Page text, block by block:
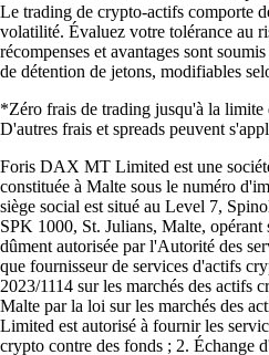
Le trading de crypto-actifs comporte
volatilité. Évaluez votre tolérance au
récompenses et avantages sont
de détention de jetons, modifiables
*Zéro frais de trading jusqu'à la
D'autres frais et spreads peuvent
Foris DAX MT Limited est une
constituée à Malte sous le numéro
siège social est situé au Level 7,
SPK 1000, St. Julians, Malte, opérant
dûment autorisée par l'Autorité des
que fournisseur de services d'actifs
2023/1114 sur les marchés des actifs
Malte par la loi sur les marchés des
Limited est autorisé à fournir les
crypto contre des fonds ; 2. Échange